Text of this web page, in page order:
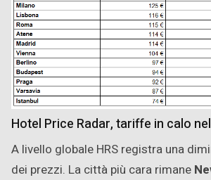
Hotel Price Radar, tariffe in calo
A livello globale HRS registra una
dei prezzi. La città più cara rimane